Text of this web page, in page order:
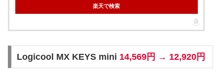
楽天で検索
Logicool MX KEYS mini 14,569円 → 12,920円